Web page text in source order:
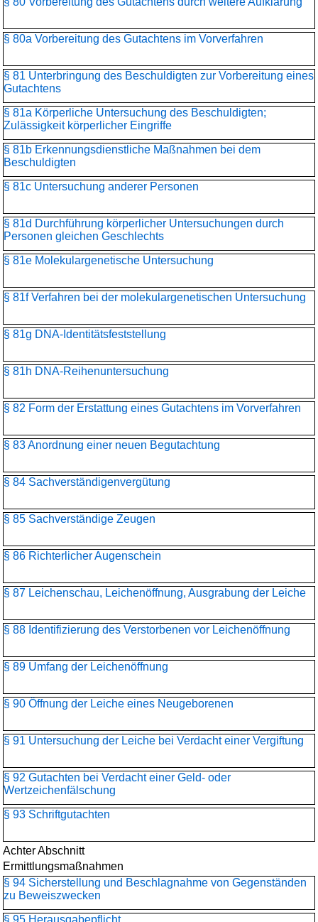
§ 80a Vorbereitung des Gutachtens im Vorverfahren
§ 81 Unterbringung des Beschuldigten zur Vorbereitung eines
Gutachtens
§ 81a Körperliche Untersuchung des Beschuldigten;
Zulässigkeit körperlicher Eingriffe
§ 81b Erkennungsdienstliche Maßnahmen bei dem
Beschuldigten
§ 81c Untersuchung anderer Personen
§ 81d Durchführung körperlicher Untersuchungen durch
Personen gleichen Geschlechts
§ 81e Molekulargenetische Untersuchung
§ 81f Verfahren bei der molekulargenetischen Untersuchung
§ 81g DNA-Identitätsfeststellung
§ 81h DNA-Reihenuntersuchung
§ 82 Form der Erstattung eines Gutachtens im Vorverfahren
§ 83 Anordnung einer neuen Begutachtung
§ 84 Sachverständigenvergütung
§ 85 Sachverständige Zeugen
§ 86 Richterlicher Augenschein
§ 87 Leichenschau, Leichenöffnung, Ausgrabung der Leiche
§ 88 Identifizierung des Verstorbenen vor Leichenöffnung
§ 89 Umfang der Leichenöffnung
§ 90 Öffnung der Leiche eines Neugeborenen
§ 91 Untersuchung der Leiche bei Verdacht einer Vergiftung
§ 92 Gutachten bei Verdacht einer Geld- oder
Wertzeichenfälschung
§ 93 Schriftgutachten
Achter Abschnitt
Ermittlungsmaßnahmen
§ 94 Sicherstellung und Beschlagnahme von Gegenständen
zu Beweiszwecken
§ 95 Herausgabepflicht